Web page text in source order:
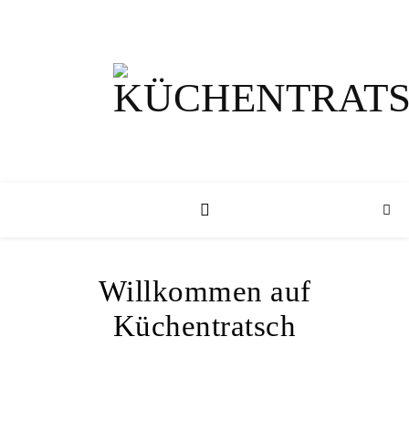
Willkommen auf
Küchentratsch